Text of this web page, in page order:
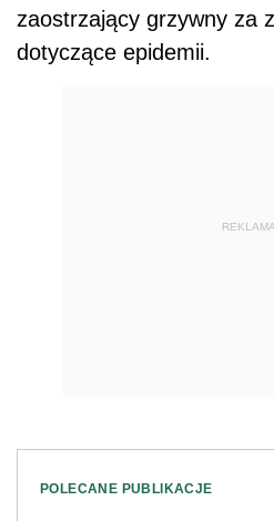
zaostrzający grzywny za
dotyczące epidemii.
REKLAMA
POLECANE PUBLIKACJE